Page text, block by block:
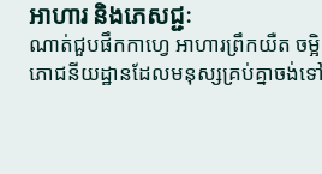
អាហារ និងភេសជ្ជៈ
ណាត់ជួបផឹកកាហ្វេ អាហារព្រឹកយឺត ចម្អិ
ភោជនីយដ្ឋានដែលមនុស្សគ្រប់គ្នាចង់